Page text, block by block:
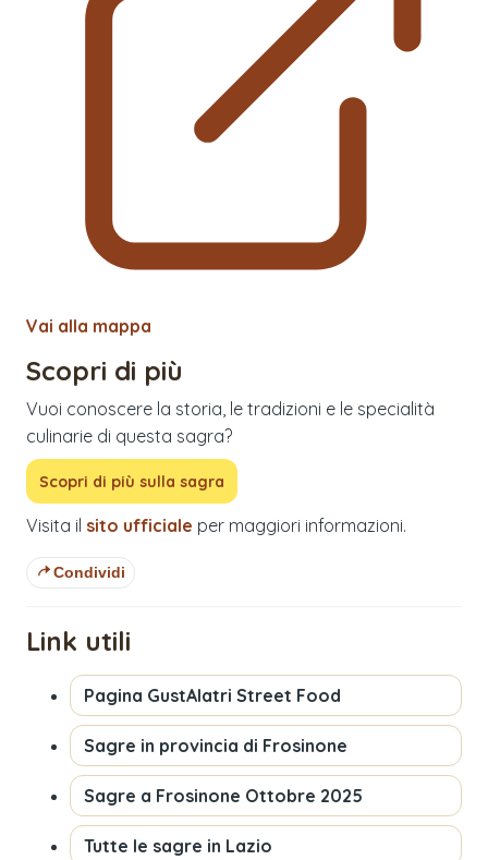
Vai alla mappa
Scopri di più
Vuoi conoscere la storia, le tradizioni e le specialità
culinarie di questa sagra?
Scopri di più sulla sagra
Visita il sito ufficiale per maggiori informazioni.
Condividi
Link utili
Pagina GustAlatri Street Food
Sagre in provincia di Frosinone
Sagre a Frosinone Ottobre 2025
Tutte le sagre in Lazio